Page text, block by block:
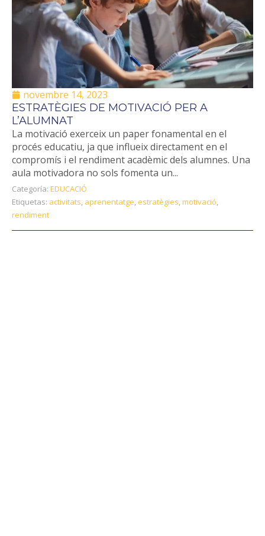
novembre 14, 2023
ESTRATÈGIES DE MOTIVACIÓ PER A
L’ALUMNAT
La motivació exerceix un paper fonamental en el
procés educatiu, ja que influeix directament en el
compromís i el rendiment acadèmic dels alumnes. Una
aula motivadora no sols fomenta un...
Categoría: EDUCACIÓ
Etiquetas: activitats, aprenentatge,estratègies,motivació,
rendiment